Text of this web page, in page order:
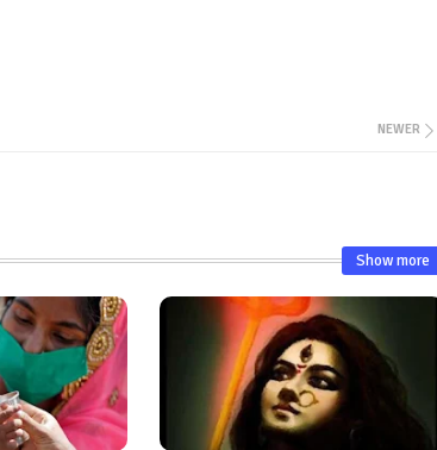
NEWER
Show more